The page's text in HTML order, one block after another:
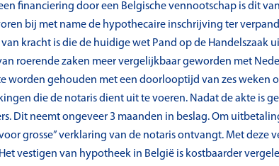
financiering door een Belgische vennootschap is dit
bij met name de hypothecaire inschrijving ter
kracht is die de huidige wet Pand op de Handelszaak
roerende zaken meer vergelijkbaar geworden met
worden gehouden met een doorlooptijd van zes weken
die de notaris dient uit te voeren. Nadat de akte is
Dit neemt ongeveer 3 maanden in beslag. Om
grosse” verklaring van de notaris ontvangt. Met deze
vestigen van hypotheek in België is kostbaarder